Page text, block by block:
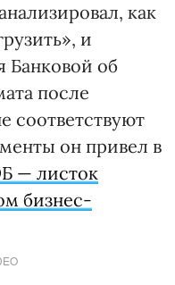
как
и
Банковой об
после
соответствуют
он привел в
— листок
бизнес-